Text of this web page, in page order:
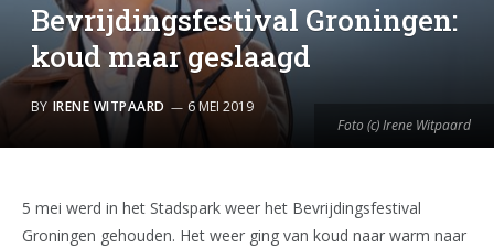
Foto (c) Irene Witpaard
Bevrijdingsfestival Groningen:
koud maar geslaagd
BY IRENE WITPAARD 6 MEI 2019
5 mei werd in het Stadspark weer het Bevrijdingsfestival
Groningen gehouden. Het weer ging van koud naar warm naar